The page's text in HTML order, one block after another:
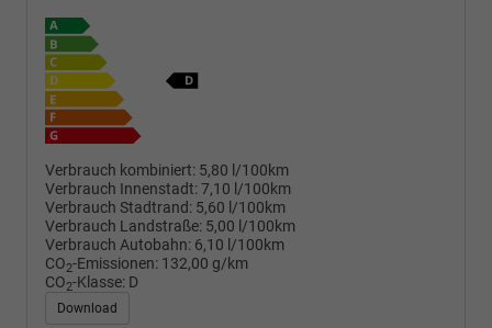
Verbrauch kombiniert: 5,80 l/100km
Verbrauch Innenstadt:7,10 l/100km
Verbrauch Stadtrand: 5,60 l/100km
Verbrauch Landstraße: 5,00 l/100km
Verbrauch Autobahn: 6,10 l/100km
CO2-Emissionen: 132,00 g/km
CO2-Klasse: D
Download